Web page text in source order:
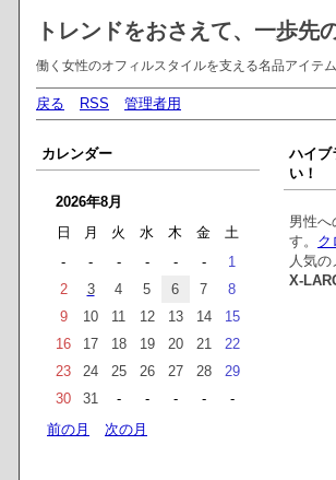
トレンドをおさえて、一歩先
働く女性のオフィルスタイルを支える名品アイテ
戻る RSS 管理者用
ハイブ
い！
男性へ
す。 ク
人気の
X-
カレンダー
2026年8月
日
月 火 水 木 金
土
-
- - - - -
1
2
3 4 5 6 7
8
9
10 11 12 13 14
15
16
17 18 19 20 21
22
23
24 25 26 27 28
29
30
31 - - - -
-
前の月
次の月